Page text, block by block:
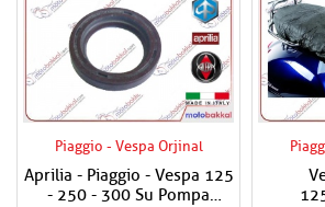
Piaggio - Vespa Orjinal
Aprilia - Piaggio - Vespa 125
- 250 - 300 Su Pompa